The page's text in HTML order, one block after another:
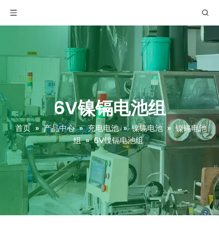
6V镍镉电池组
首页 » 产品中心 » 充电电池 » 镍镉电池 » 镍镉电池
组 » 6V镍镉电池组